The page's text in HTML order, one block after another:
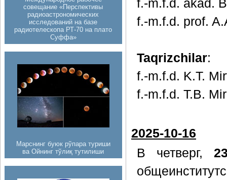
совещание «Перспективы
радиоастрономических
исследований на базе
радиотелескопа РТ-70 на плато
Суффа»
Марснинг буюк рўпара туриши
ва Ойнинг тўлиқ тутилиши
f.-m.f.d. akad.
f.-m.f.d. prof.
Taqrizchilar:
f.-m.f.d. K.T.
f.-m.f.d. T.B.
2025-10-16
В четверг,